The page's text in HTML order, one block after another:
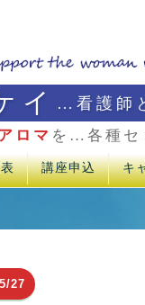
イ …看護師
ロマ を…各種セ
講座申込 キ
27